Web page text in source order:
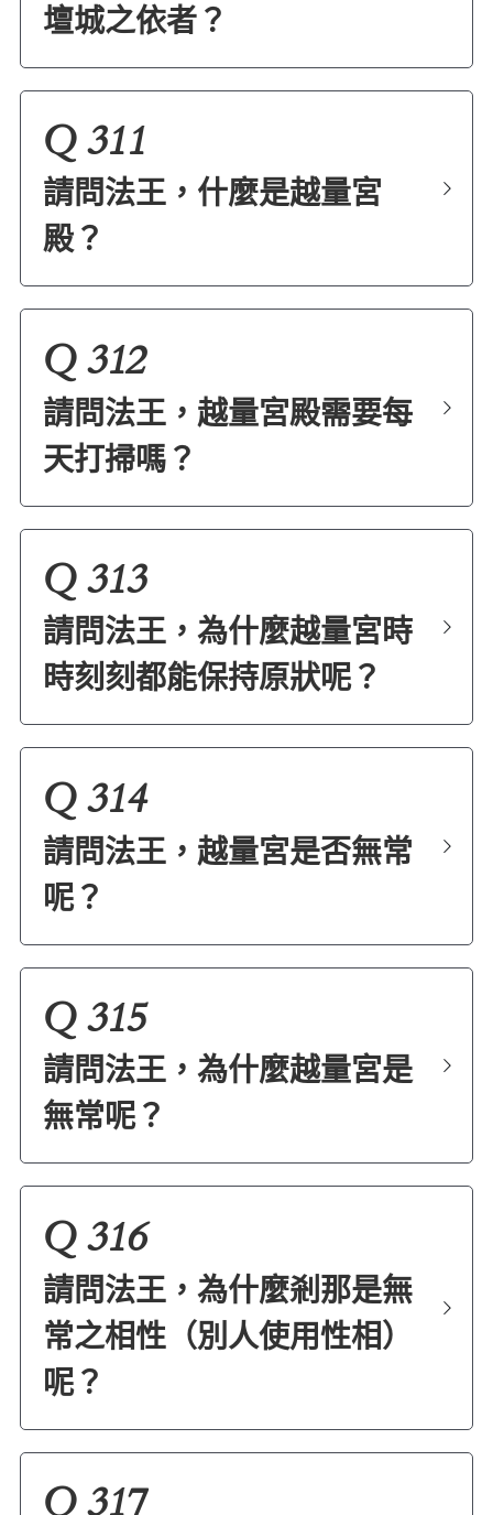
壇城之依者？
Q 311
請問法王，什麼是越量宮
殿？
Q 312
請問法王，越量宮殿需要每
天打掃嗎？
Q 313
請問法王，為什麼越量宮時
時刻刻都能保持原狀呢？
Q 314
請問法王，越量宮是否無常
呢？
Q 315
請問法王，為什麼越量宮是
無常呢？
Q 316
請問法王，為什麼剎那是無
常之相性（別人使用性相）
呢？
Q 317